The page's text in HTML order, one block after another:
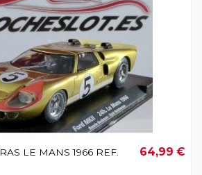
LE MANS 1966 REF.
64,99 €